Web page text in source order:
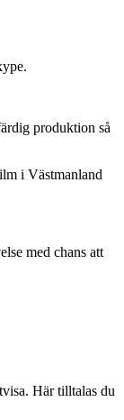
produktion så
i Västmanland
med chans att
Här tilltalas du